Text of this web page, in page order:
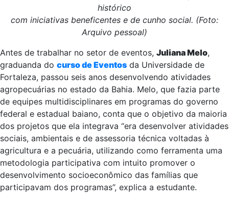
histórico
com iniciativas beneficentes e de cunho social. (Foto:
Arquivo pessoal)
Antes de trabalhar no setor de eventos, Juliana Melo,
graduanda do curso de Eventos da Universidade de
Fortaleza, passou seis anos desenvolvendo atividades
agropecuárias no estado da Bahia. Melo, que fazia parte
de equipes multidisciplinares em programas do governo
federal e estadual baiano, conta que o objetivo da maioria
dos projetos que ela integrava “era desenvolver atividades
sociais, ambientais e de assessoria técnica voltadas à
agricultura e a pecuária, utilizando como ferramenta uma
metodologia participativa com intuito promover o
desenvolvimento socioeconômico das famílias que
participavam dos programas”, explica a estudante.